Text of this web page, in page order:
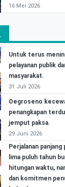
16 Mei 2026
Untuk terus
pelayanan publik
masyarakat.
31 Juli 2026
Oegroseno
penangkapan
jemput paksa.
29 Juni 2026
Perjalanan
lima puluh tahun
hitungan waktu,
dan komitmen